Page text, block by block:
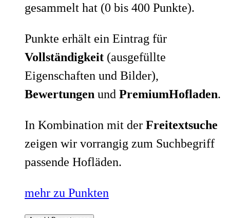
gesammelt hat (0 bis 400 Punkte).
Punkte erhält ein Eintrag für
Vollständigkeit (ausgefüllte
Eigenschaften und Bilder),
Bewertungen und PremiumHofladen.
In Kombination mit der Freitextsuche
zeigen wir vorrangig zum Suchbegriff
passende Hofläden.
mehr zu Punkten